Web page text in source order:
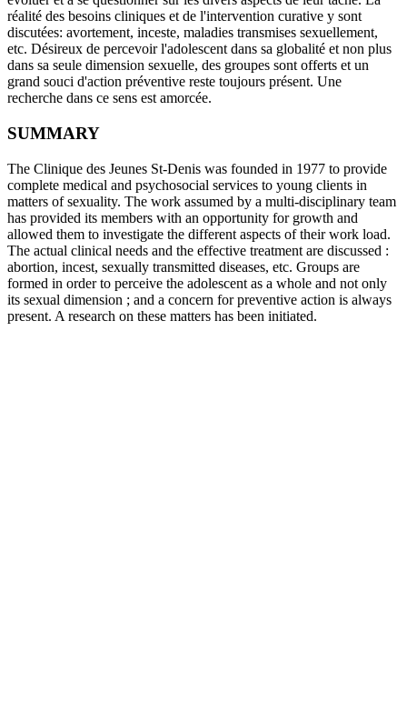
réalité des besoins cliniques et de l'intervention curative y sont
discutées: avortement, inceste, maladies transmises sexuellement,
etc. Désireux de percevoir l'adolescent dans sa globalité et non plus
dans sa seule dimension sexuelle, des groupes sont offerts et un
grand souci d'action préventive reste toujours présent. Une
recherche dans ce sens est amorcée.
SUMMARY
The Clinique des Jeunes St-Denis was founded in 1977 to provide
complete medical and psychosocial services to young clients in
matters of sexuality. The work assumed by a multi-disciplinary team
has provided its members with an opportunity for growth and
allowed them to investigate the different aspects of their work load.
The actual clinical needs and the effective treatment are discussed :
abortion, incest, sexually transmitted diseases, etc. Groups are
formed in order to perceive the adolescent as a whole and not only
its sexual dimension ; and a concern for preventive action is always
present. A research on these matters has been initiated.